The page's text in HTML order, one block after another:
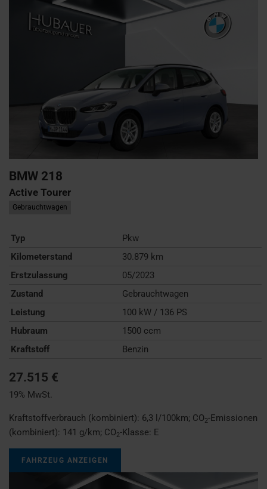
BMW 218
Active Tourer
Gebrauchtwagen
Typ
Pkw
Kilometerstand
30.879 km
Erstzulassung
05/2023
Zustand
Gebrauchtwagen
Leistung
100 kW / 136 PS
Hubraum
1500 ccm
Kraftstoff
Benzin
27.515 €
19% MwSt.
Kraftstoffverbrauch (kombiniert): 6,3 l/100km; CO2-Emissionen
(kombiniert): 141 g/km; CO2-Klasse: E
FAHRZEUG ANZEIGEN